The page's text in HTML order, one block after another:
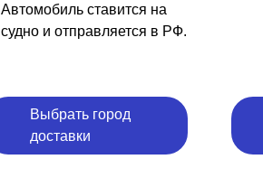
Автомобиль ставится на
судно и отправляется в РФ.
Выбрать город
доставки